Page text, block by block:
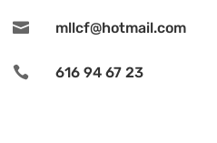
 mllcf@hotmail.com
 616 94 67 23